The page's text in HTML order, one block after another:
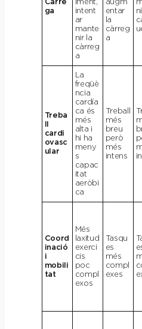
Càrre
ga
lment,
intent
ar
mante
nir la
càrreg
a
augm
entar
la
càrreg
a
Treba
cardi
ovasc
ular
La
freqüè
ncia
cardía
ca és
més
alta i
hi ha
meny
s
capac
itat
aeròbi
ca
Treball
més
breu
però
més
intens
Coord
inació
i
mobili
tat
Més
laxitud
exerci
cis
poc
compl
exos
Tasqu
es
més
compl
exes